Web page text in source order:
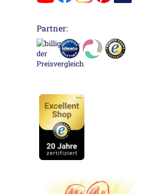
Partner: